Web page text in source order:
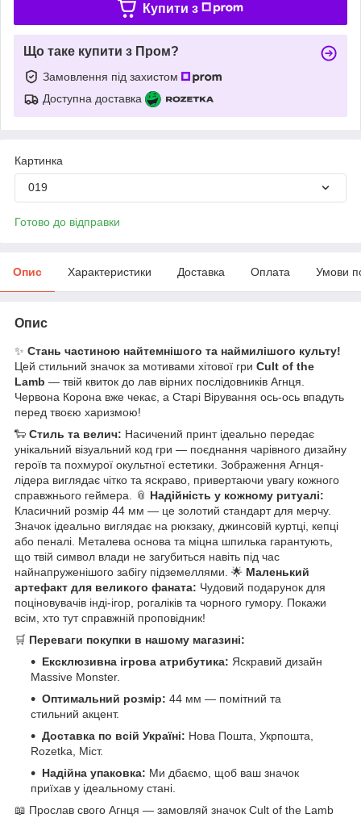
Купити з
Що таке купити з Пром?
Замовлення під захистом
Доступна доставка
Картинка
019
Готово до відправки
Опис Характеристики Доставка Оплата Умови
Опис
✨ Стань частиною найтемнішого та наймилішого культу!
Цей стильний значок за мотивами хітової гри Cult of the
Lamb — твій квиток до лав вірних послідовників Агнця.
Червона Корона вже чекає, а Старі Вірування ось-ось впадуть
перед твоєю харизмою!
🐑 Стиль та велич: Насичений принт ідеально передає
унікальний візуальний код гри — поєднання чарівного дизайну
героїв та похмурої окультної естетики. Зображення Агнця-
лідера виглядає чітко та яскраво, привертаючи увагу кожного
справжнього геймера. 📎 Надійність у кожному ритуалі:
Класичний розмір 44 мм — це золотий стандарт для мерчу.
Значок ідеально виглядає на рюкзаку, джинсовій куртці, кепці
або пеналі. Металева основа та міцна шпилька гарантують,
що твій символ влади не загубиться навіть під час
найнапруженішого забігу підземеллями. 🌟 Маленький
артефакт для великого фаната: Чудовий подарунок для
поціновувачів інді-ігор, рогаліків та чорного гумору. Покажи
всім, хто тут справжній проповідник!
🛒 Переваги покупки в нашому магазині:
Ексклюзивна ігрова атрибутика: Яскравий дизайн
Massive Monster.
Оптимальний розмір: 44 мм — помітний та
стильний акцент.
Доставка по всій Україні: Нова Пошта, Укрпошта,
Rozetka, Міст.
Надійна упаковка: Ми дбаємо, щоб ваш значок
приїхав у ідеальному стані.
📖 Прослав свого Агнця — замовляй значок Cult of the Lamb